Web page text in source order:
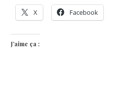
X Facebook
J’aime ça :